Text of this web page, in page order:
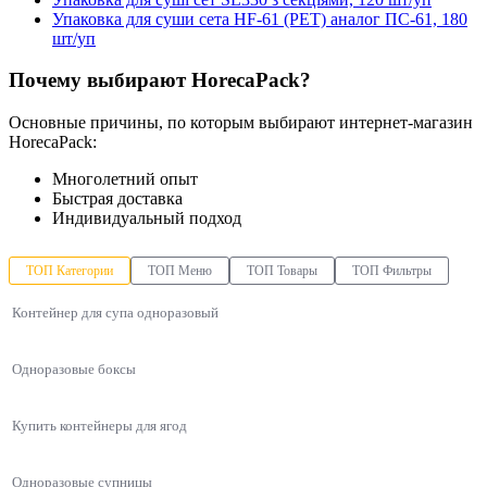
Упаковка для суши сета HF-61 (PET) аналог ПС-61, 180
шт/уп
Почему выбирают HorecaPack?
Основные причины, по которым выбирают интернет-магазин
HorecaPack:
Многолетний опыт
Быстрая доставка
Индивидуальный подход
ТОП Категории ТОП Меню ТОП Товары ТОП Фильтры
Контейнер для супа одноразовый
Одноразовые боксы
Купить контейнеры для ягод
Одноразовые супницы